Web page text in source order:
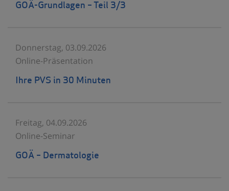
GOÄ-Grundlagen – Teil 3/3
Donnerstag, 03.09.2026
Online-Präsentation
Ihre PVS in 30 Minuten
Freitag, 04.09.2026
Online-Seminar
GOÄ – Dermatologie